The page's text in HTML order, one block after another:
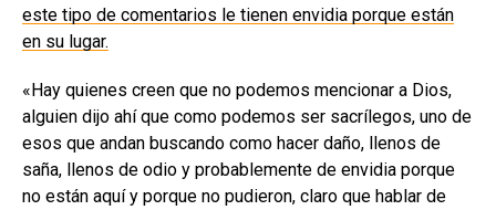
este tipo de comentarios le tienen envidia porque están
en su lugar.
«Hay quienes creen que no podemos mencionar a Dios,
alguien dijo ahí que como podemos ser sacrílegos, uno de
esos que andan buscando como hacer daño, llenos de
saña, llenos de odio y probablemente de envidia porque
no están aquí y porque no pudieron, claro que hablar de